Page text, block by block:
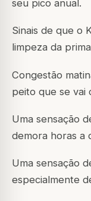
seu pico anual.
Sinais de que o
limpeza da
Congestão
peito que se vai
Uma sensação
demora horas a
Uma sensação
especialmente